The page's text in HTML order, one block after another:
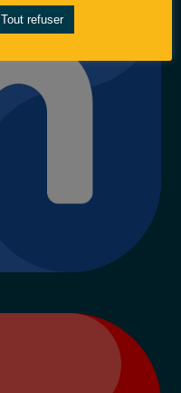
Tout refuser